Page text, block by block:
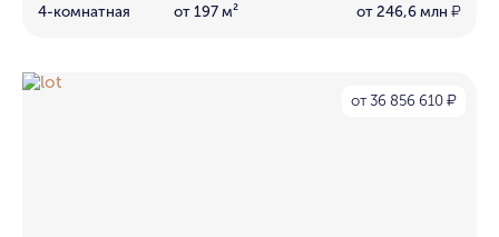
4-комнатная от 197 м² от 246,6 млн ₽
от 36 856 610 ₽